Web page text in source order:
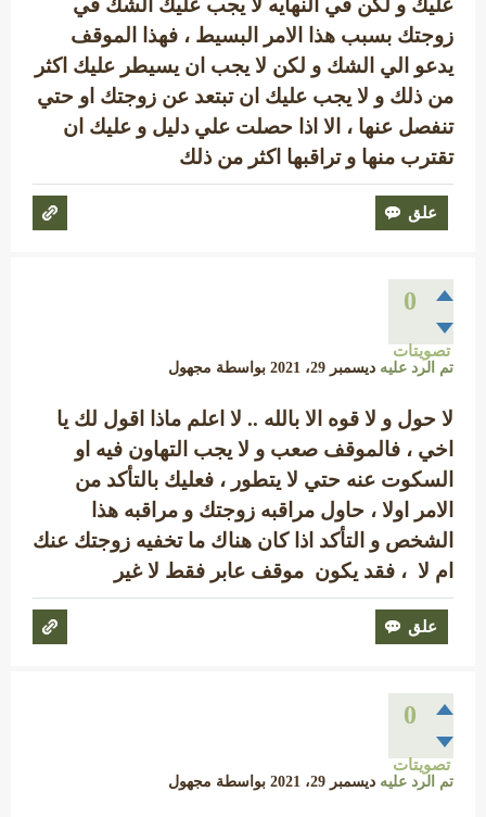
زوجتك بسبب هذا الامر البسيط ، فهذا الموقف
يدعو الي الشك و لكن لا يجب ان يسيطر عليك اكثر
من ذلك و لا يجب عليك ان تبتعد عن زوجتك او حتي
تنفصل عنها ، الا اذا حصلت علي دليل و عليك ان
تقترب منها و تراقبها اكثر من ذلك
0
تصويتات
تم الرد عليه ديسمبر 29، 2021 بواسطة مجهول
لا حول و لا قوه الا بالله .. لا اعلم ماذا اقول لك يا
اخي ، فالموقف صعب و لا يجب التهاون فيه او
السكوت عنه حتي لا يتطور ، فعليك بالتأكد من
الامر اولا ، حاول مراقبه زوجتك و مراقبه هذا
الشخص و التأكد اذا كان هناك ما تخفيه زوجتك عنك
ام لا ، فقد يكون موقف عابر فقط لا غير
0
تصويتات
تم الرد عليه ديسمبر 29، 2021 بواسطة مجهول